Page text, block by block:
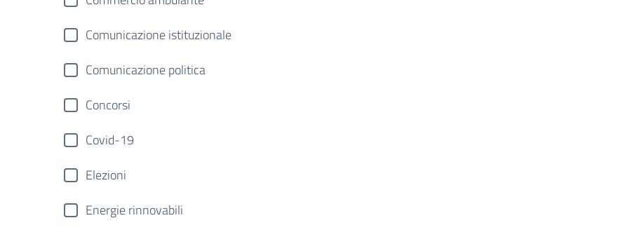
Comunicazione istituzionale
Comunicazione politica
Concorsi
Covid-19
Elezioni
Energie rinnovabili